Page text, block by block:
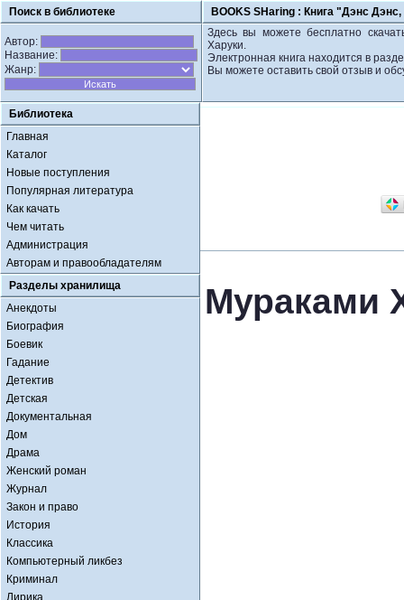
Поиск в библиотеке BOOKS SHaring : Книга "Дэнс
Автор:
Название:
Жанр:
Здесь вы можете бесплатно
Харуки.
Электронная книга находится в
Вы можете оставить свой отзыв и
Библиотека
Главная
Каталог
Новые поступления
Популярная литература
Как качать
Чем читать
Администрация
Авторам и правообладателям
Разделы хранилища
Анекдоты
Биография
Боевик
Гадание
Детектив
Детская
Документальная
Дом
Драма
Женский роман
Журнал
Закон и право
История
Классика
Компьютерный ликбез
Криминал
Лирика
Мураками